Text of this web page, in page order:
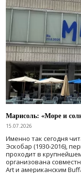
Марисоль: «Море и
15.07.2026
Именно так сегодня
Эскобар (1930-2016),
проходит в
организована
Art и американским